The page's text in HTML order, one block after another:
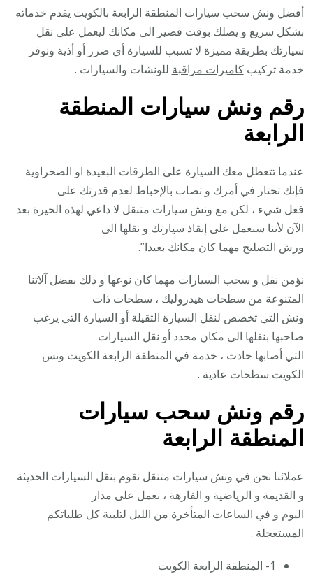
أفضل ونش سحب سيارات المنطقة الرابعة بالكويت يقدم خدماته
بشكل سريع و يصلك بوقت قصير الى مكانك ليعمل على نقل
سيارتك بطريقة مميزة لا تسبب للسيارة أي ضرر أو أذية ونوفر
خدمة تركيبكاميرات مراقبة للونشات والسيارات .
رقمونش سيارات المنطقة
الرابعة
عندما تتعطل معك السيارة على الطرقات البعيدة او الصحراوية
فإنك تحتار في أمرك و تصاب بالإحباط لعدم قدرتك على
فعل شيء ، لكن مع ونش سيارات متنقل لا داعي لهذه الحيرة بعد
الآن لأننا سنعمل على إنقاذ سيارتك و نقلها الى
ورش التصليح مهما كان مكانك بعيدا”.
نؤمن نقل و سحب السيارات مهما كان نوعها و ذلك بفضل آلاتنا
المتنوعة من سطحات هيدروليك ، سطحات ذات
ونش التي تخصص لنقل السيارة الثقيلة أو السيارة التي يرغب
صاحبها بنقلها الى مكان محدد أو نقل السيارات
التي أصابها حادث ، خدمة في المنطقة الرابعة الكويت ونس
الكويت سطحات عادية .
رقمونش سحب سيارات
المنطقة الرابعة
عملائنا نحن في ونش سيارات متنقل نقوم بنقل السيارات الحديثة
و القديمة و الرياضية و الفارهة ، نعمل على مدار
اليوم و في الساعات المتأخرة من الليل لتلبية كل طلباتكم
المستعجلة .
1- المنطقة الرابعة الكويت